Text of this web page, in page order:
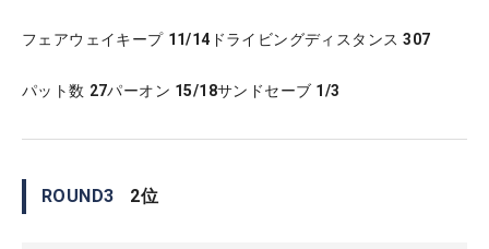
フェアウェイキープ 11/14 ドライビングディスタンス 307
パット数 27パーオン 15/18サンドセーブ 1/3
ROUND3 2位